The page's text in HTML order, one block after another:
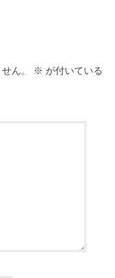
ん。 ※ が付いている